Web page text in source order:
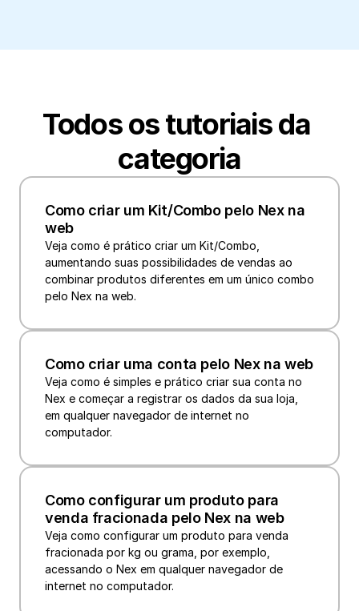
Todos os tutoriais da
categoria
Como criar um Kit/Combo pelo Nex na
web
Veja como é prático criar um Kit/Combo,
aumentando suas possibilidades de vendas ao
combinar produtos diferentes em um único combo
pelo Nex na web.
Como criar uma conta pelo Nex na web
Veja como é simples e prático criar sua conta no
Nex e começar a registrar os dados da sua loja,
em qualquer navegador de internet no
Como configurar um produto para
venda fracionada pelo Nex na web
Veja como configurar um produto para venda
fracionada por kg ou grama, por exemplo,
acessando o Nex em qualquer navegador de
internet no computador.